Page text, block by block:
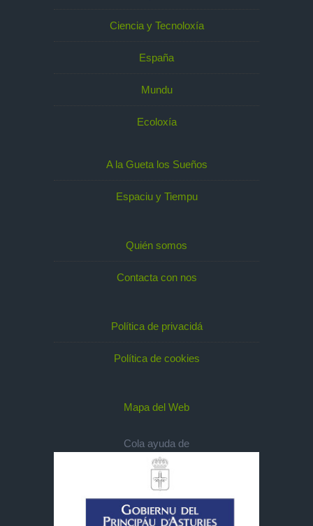
Ciencia y Tecnoloxía
España
Mundu
Ecoloxía
A la Gueta los Sueños
Espaciu y Tiempu
Quién somos
Contacta con nos
Política de privacidá
Política de cookies
Mapa del Web
Cola ayuda de